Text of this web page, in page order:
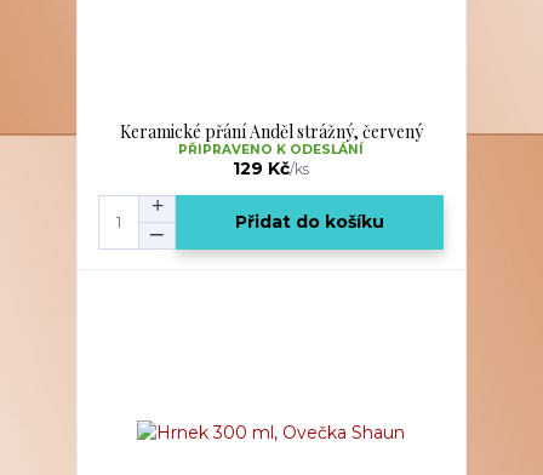
Keramické přání Anděl strážný, červený
129 Kč/ks
PŘIPRAVENO K ODESLÁNÍ
Přidat do košíku